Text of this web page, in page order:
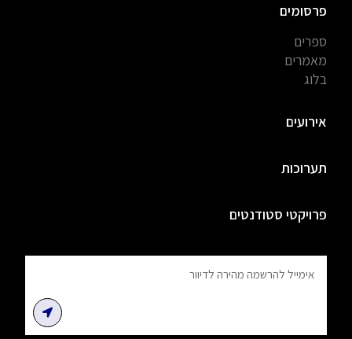
פרסומים
ספרים
מאמרים
בלוג
אירועים
תערוכות
פרויקטי סטודנטים